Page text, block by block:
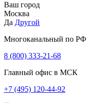
Ваш город
Москва
Да Другой
Многоканальный по РФ
8 (800) 333‑21-68
Главный офис в МСК
+7 (495) 120-44-92